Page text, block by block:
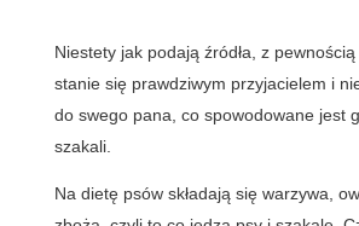
Niestety jak podają źródła, z
stanie się prawdziwym przyjacielem i
do swego pana, co spowodowane jest
szakali.
Na dietę psów składają się warzywa,